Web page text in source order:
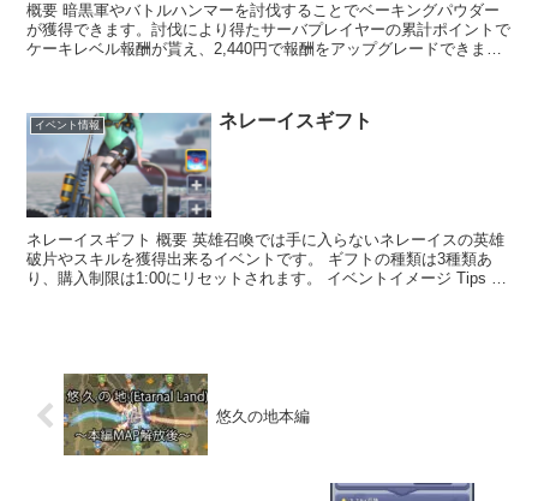
概要 暗黒軍やバトルハンマーを討伐することでベーキングパウダー
が獲得できます。討伐により得たサーバプレイヤーの累計ポイントで
ケーキレベル報酬が貰え、2,440円で報酬をアップグレードできま
イベント情報 ネレーイスギフト
ネレーイスギフト 概要 英雄召喚では手に入らないネレーイスの英雄
破片やスキルを獲得出来るイベントです。 ギフトの種類は3種類あ
り、購入制限は1:00にリセットされます。 イベントイメージ Tips イ
悠久の地本編